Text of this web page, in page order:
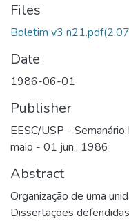
Files
Boletim v3 n21.pdf
Date
1986-06-01
Publisher
EESC/USP - Semanário
maio - 01 jun., 1986
Abstract
Organização de uma
Dissertações